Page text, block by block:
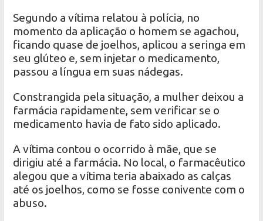
Segundo a vítima relatou à polícia, no
momento da aplicação o homem se agachou,
ficando quase de joelhos, aplicou a seringa em
seu glúteo e, sem injetar o medicamento,
passou a língua em suas nádegas.
Constrangida pela situação, a mulher deixou a
farmácia rapidamente, sem verificar se o
medicamento havia de fato sido aplicado.
A vítima contou o ocorrido à mãe, que se
dirigiu até a farmácia. No local, o farmacêutico
alegou que a vítima teria abaixado as calças
até os joelhos, como se fosse conivente com o
abuso.